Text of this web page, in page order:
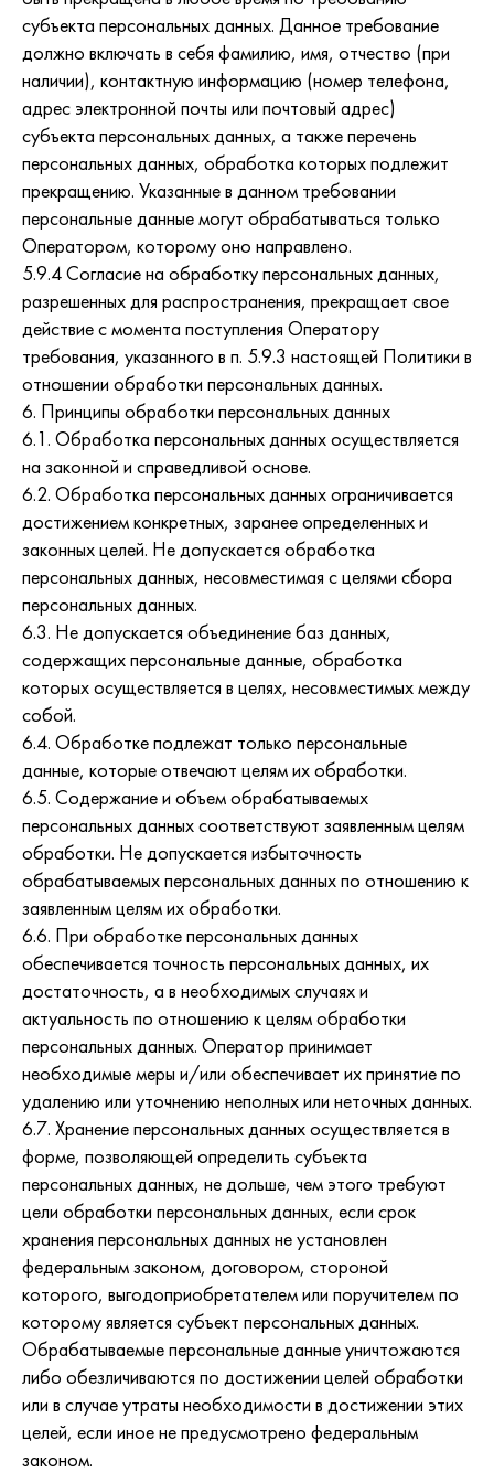
субъекта персональных данных. Данное требование
должно включать в себя фамилию, имя, отчество (при
наличии), контактную информацию (номер телефона,
адрес электронной почты или почтовый адрес)
субъекта персональных данных, а также перечень
персональных данных, обработка которых подлежит
прекращению. Указанные в данном требовании
персональные данные могут обрабатываться только
Оператором, которому оно направлено.
5.9.4 Согласие на обработку персональных данных,
разрешенных для распространения, прекращает свое
действие с момента поступления Оператору
требования, указанного в п. 5.9.3 настоящей Политики в
отношении обработки персональных данных.
6. Принципы обработки персональных данных
6.1. Обработка персональных данных осуществляется
на законной и справедливой основе.
6.2. Обработка персональных данных ограничивается
достижением конкретных, заранее определенных и
законных целей. Не допускается обработка
персональных данных, несовместимая с целями сбора
персональных данных.
6.3. Не допускается объединение баз данных,
содержащих персональные данные, обработка
которых осуществляется в целях, несовместимых между
собой.
6.4. Обработке подлежат только персональные
данные, которые отвечают целям их обработки.
6.5. Содержание и объем обрабатываемых
персональных данных соответствуют заявленным целям
обработки. Не допускается избыточность
обрабатываемых персональных данных по отношению к
заявленным целям их обработки.
6.6. При обработке персональных данных
обеспечивается точность персональных данных, их
достаточность, а в необходимых случаях и
актуальность по отношению к целям обработки
персональных данных. Оператор принимает
необходимые меры и/или обеспечивает их принятие по
удалению или уточнению неполных или неточных данных.
6.7. Хранение персональных данных осуществляется в
форме, позволяющей определить субъекта
персональных данных, не дольше, чем этого требуют
цели обработки персональных данных, если срок
хранения персональных данных не установлен
федеральным законом, договором, стороной
которого, выгодоприобретателем или поручителем по
которому является субъект персональных данных.
Обрабатываемые персональные данные уничтожаются
либо обезличиваются по достижении целей обработки
или в случае утраты необходимости в достижении этих
целей, если иное не предусмотрено федеральным
законом.